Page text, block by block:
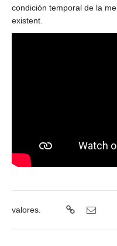
condición temporal de la
existent.
valores.